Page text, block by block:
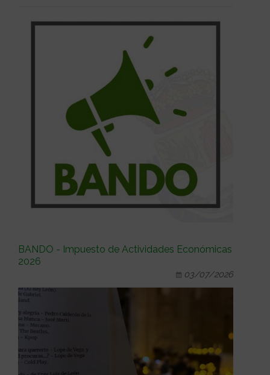
BANDO - Impuesto de Actividades Económicas
2026
03/07/2026